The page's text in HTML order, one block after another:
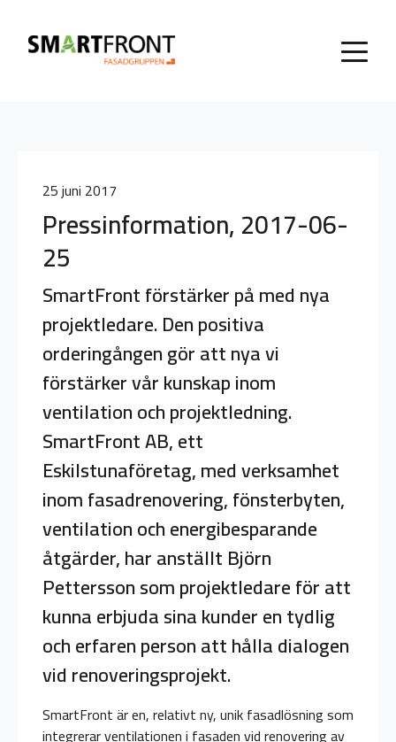
25 juni 2017
Pressinformation, 2017-06-
25
SmartFront förstärker på med nya
projektledare. Den positiva
orderingången gör att nya vi
förstärker vår kunskap inom
ventilation och projektledning.
SmartFront AB, ett
Eskilstunaföretag, med verksamhet
inom fasadrenovering, fönsterbyten,
ventilation och energibesparande
åtgärder, har anställt Björn
Pettersson som projektledare för att
kunna erbjuda sina kunder en tydlig
och erfaren person att hålla dialogen
vid renoveringsprojekt.
SmartFront är en, relativt ny, unik fasadlösning som
integrerar ventilationen i fasaden vid renovering av